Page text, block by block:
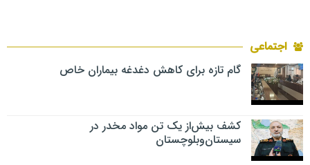
اجتماعی
گام تازه برای کاهش دغدغه بیماران خاص
کشف بیش‌از یک تن مواد مخدر در
سیستان‌وبلوچستان